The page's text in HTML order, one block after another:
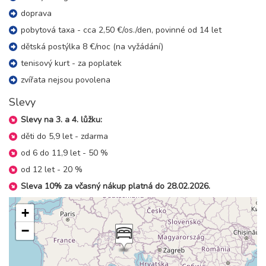
sobota - středa
29.08. - 03.09.26
sobota - čtvrtek
10 800 Kč
29.08. - 05.09.26
září 2026
05.09. - 08.09.26
sobota - úterý
6 500 Kč rezervovat
05.09. - 09.09.26
sobota - středa
5 dní (4 noci)
8 700 Kč rezervovat
05.09. - 10.09.26
sobota - čtvrtek
6 dní (5 nocí)
doprava
pobytová taxa - cca 2,50 €/os./den, povinné od 14 let
dětská postýlka 8 €/noc (na vyžádání)
tenisový kurt - za poplatek
zvířata nejsou povolena
Slevy
Slevy na 3. a 4. lůžku:
děti do 5,9 let - zdarma
od 6 do 11,9 let - 50 %
od 12 let - 20 %
Sleva 10% za včasný nákup platná do 28.02.2026.
+
−